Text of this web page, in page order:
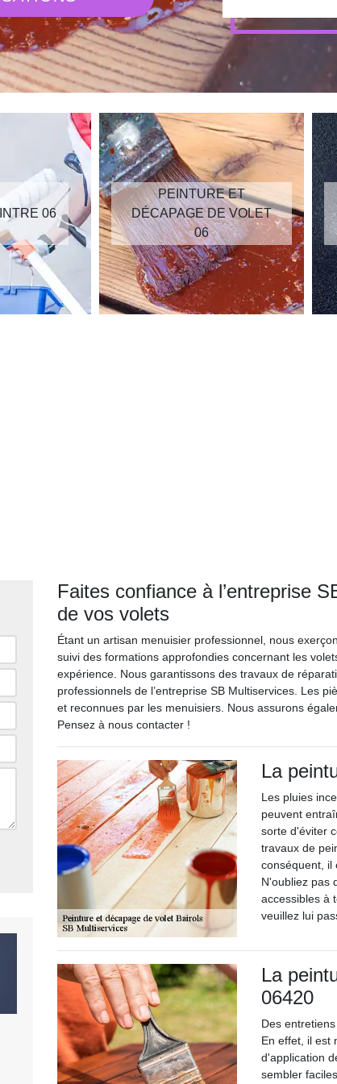
06
PEINTURE ET
DÉCAPAGE DE VOLET
06
Faites confiance à l’entreprise
de vos volets
Étant un artisan menuisier professionnel, nous
suivi des formations approfondies concernant les
expérience. Nous garantissons des travaux de
professionnels de l’entreprise SB Multiservices. Les
et reconnues par les menuisiers. Nous assurons
Pensez à nous contacter !
La
Les pluies
peuvent
sorte d'éviter
travaux de
conséquent, il
N'oubliez pas
accessibles à
veuillez lui
La
06420
Des
En effet, il est
d'application
sembler